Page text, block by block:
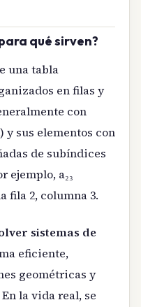
qué sirven?
una tabla
en filas y
con
y sus elementos con
de subíndices
ejemplo, a₂₃
fila 2, columna 3.
sistemas de
eficiente,
geométricas y
la vida real, se